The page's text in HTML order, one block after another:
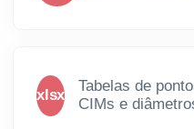
xlsx
Tabelas de
CIMs e